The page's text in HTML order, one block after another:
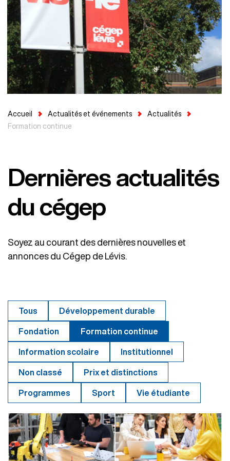
Accueil Actualités et événements
Actualités
Formation continue
Dernières actualités
du cégep
Soyez au courant des dernières nouvelles et
annonces du Cégep de Lévis.
Tous Développement durable
Fondation Formation continue
Information scolaire Institutionnel
Non classé Prix et distinctions
Programmes Sport Vie étudiante